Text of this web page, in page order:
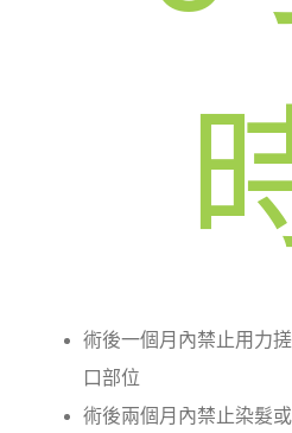
術後一個月內禁止用力
口部位
術後兩個月內禁止染髮